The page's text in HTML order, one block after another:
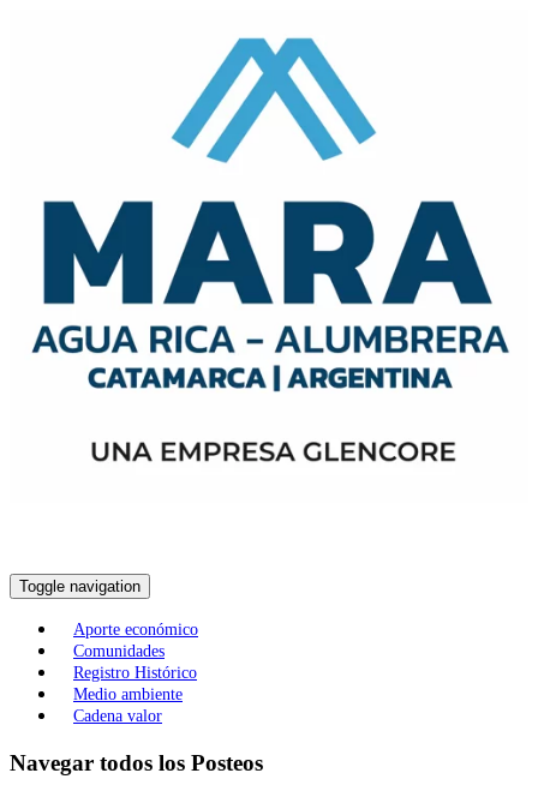
Toggle navigation
Aporte económico
Comunidades
Registro Histórico
Medio ambiente
Cadena valor
Navegar todos los Posteos